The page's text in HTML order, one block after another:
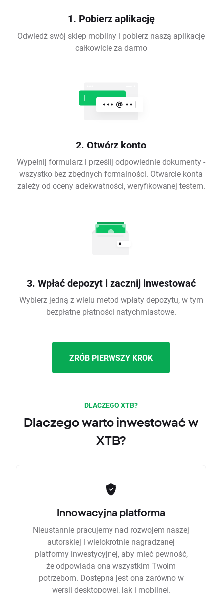
1. Pobierz aplikację
Odwiedź swój sklep mobilny i pobierz naszą aplikację
całkowicie za darmo
2. Otwórz konto
Wypełnij formularz i prześlij odpowiednie dokumenty -
wszystko bez zbędnych formalności. Otwarcie konta
zależy od oceny adekwatności, weryfikowanej testem.
3. Wpłać depozyt i zacznij inwestować
Wybierz jedną z wielu metod wpłaty depozytu, w tym
bezpłatne płatności natychmiastowe.
ZRÓB PIERWSZY KROK
DLACZEGO XTB?
Dlaczego warto inwestować w
XTB?
Innowacyjna platforma
Nieustannie pracujemy nad rozwojem naszej
autorskiej i wielokrotnie nagradzanej
platformy inwestycyjnej, aby mieć pewność,
że odpowiada ona wszystkim Twoim
potrzebom. Dostępna jest ona zarówno w
wersji desktopowej, jak i mobilnej.